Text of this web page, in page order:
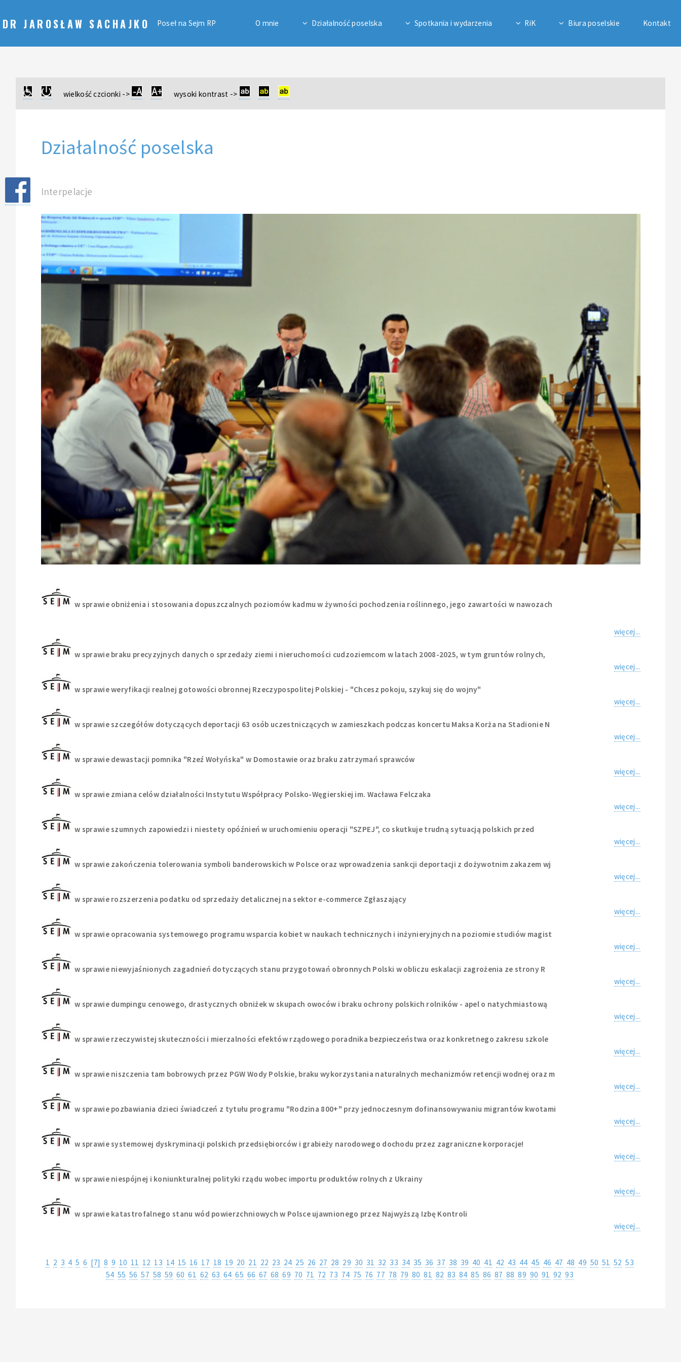
DR JAROSŁAW SACHAJKO Poseł na Sejm RP O mnie Działalność poselska Spotkania i wydarzenia RiK Biura poselskie Kontakt
wielkość czcionki -> wysoki kontrast ->
Działalność poselska
Interpelacje
w sprawie obniżenia i stosowania dopuszczalnych poziomów kadmu w żywności pochodzenia roślinnego, jego zawartości w nawozach
więcej...
w sprawie braku precyzyjnych danych o sprzedaży ziemi i nieruchomości cudzoziemcom w latach 2008-2025, w tym gruntów rolnych,
więcej...
w sprawie weryfikacji realnej gotowości obronnej Rzeczypospolitej Polskiej - "Chcesz pokoju, szykuj się do wojny"
więcej...
w sprawie szczegółów dotyczących deportacji 63 osób uczestniczących w zamieszkach podczas koncertu Maksa Korża na Stadionie N
więcej...
w sprawie dewastacji pomnika "Rzeź Wołyńska" w Domostawie oraz braku zatrzymań sprawców
więcej...
w sprawie zmiana celów działalności Instytutu Współpracy Polsko-Węgierskiej im. Wacława Felczaka
więcej...
w sprawie szumnych zapowiedzi i niestety opóźnień w uruchomieniu operacji "SZPEJ", co skutkuje trudną sytuacją polskich przed
więcej...
w sprawie zakończenia tolerowania symboli banderowskich w Polsce oraz wprowadzenia sankcji deportacji z dożywotnim zakazem wj
więcej...
w sprawie rozszerzenia podatku od sprzedaży detalicznej na sektor e-commerce Zgłaszający
więcej...
w sprawie opracowania systemowego programu wsparcia kobiet w naukach technicznych i inżynieryjnych na poziomie studiów magist
więcej...
w sprawie niewyjaśnionych zagadnień dotyczących stanu przygotowań obronnych Polski w obliczu eskalacji zagrożenia ze strony R
więcej...
w sprawie dumpingu cenowego, drastycznych obniżek w skupach owoców i braku ochrony polskich rolników - apel o natychmiastową
więcej...
w sprawie rzeczywistej skuteczności i mierzalności efektów rządowego poradnika bezpieczeństwa oraz konkretnego zakresu szkole
więcej...
w sprawie niszczenia tam bobrowych przez PGW Wody Polskie, braku wykorzystania naturalnych mechanizmów retencji wodnej oraz m
więcej...
w sprawie pozbawiania dzieci świadczeń z tytułu programu "Rodzina 800+" przy jednoczesnym dofinansowywaniu migrantów kwotami
więcej...
w sprawie systemowej dyskryminacji polskich przedsiębiorców i grabieży narodowego dochodu przez zagraniczne korporacje!
więcej...
w sprawie niespójnej i koniunkturalnej polityki rządu wobec importu produktów rolnych z Ukrainy
więcej...
w sprawie katastrofalnego stanu wód powierzchniowych w Polsce ujawnionego przez Najwyższą Izbę Kontroli
więcej...
1 2 3 4 5 6 [7] 8 9 10 11 12 13 14 15 16 17 18 19 20 21 22 23 24 25 26 27 28 29 30 31 32 33 34 35 36 37 38 39 40 41 42 43 44 45 46 47 48 49 50 51 52 53
54 55 56 57 58 59 60 61 62 63 64 65 66 67 68 69 70 71 72 73 74 75 76 77 78 79 80 81 82 83 84 85 86 87 88 89 90 91 92 93